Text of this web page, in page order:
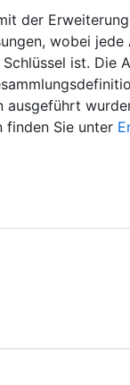
der Erweiterung
wobei jede
ist. Die
ausgeführt
finden Sie unter